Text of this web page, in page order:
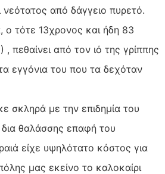
νεότατος από δάγγειο πυρετό.
ο τότε 13χρονος και ήδη 83
πεθαίνει από τον ιό της γρίππης
εγγόνια του που τα δεχόταν
σκληρά με την επιδημία του
θαλάσσης επαφή του
είχε υψηλότατο κόστος για
μας εκείνο το καλοκαίρι